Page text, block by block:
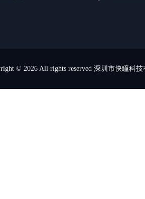
© 2026 All rights reserved 深圳市快瞳科